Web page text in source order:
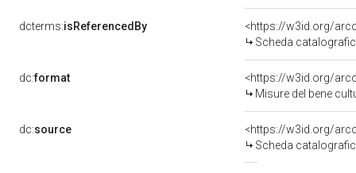
dcterms:isReferencedBy
<https://w3id.org/
Scheda
dc:format
<https://w3id.org/
Misure del bene
dc:source
<https://w3id.org/
Scheda